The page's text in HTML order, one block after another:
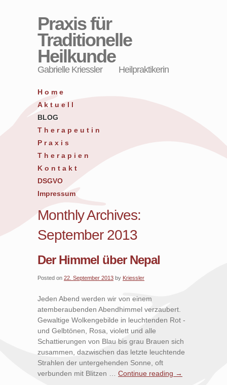
Praxis für
Traditionelle
Heilkunde
Gabrielle Kriessler Heilpraktikerin
H o m e
A k t u e l l
BLOG
T h e r a p e u t i n
P r a x i s
T h e r a p i e n
K o n t a k t
DSGVO
Impressum
Monthly Archives:
September 2013
Der Himmel über Nepal
Posted on 22. September 2013 by Kriessler
Jeden Abend werden wir von einem
atemberaubenden Abendhimmel verzaubert.
Gewaltige Wolkengebilde in leuchtenden Rot -
und Gelbtönen, Rosa, violett und alle
Schattierungen von Blau bis grau Brauen sich
zusammen, dazwischen das letzte leuchtende
Strahlen der untergehenden Sonne, oft
verbunden mit Blitzen … Continue reading →